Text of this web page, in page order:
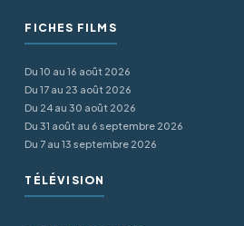
FICHES FILMS
Du 10 au 16 août 2026
Du 17 au 23 août 2026
Du 24 au 30 août 2026
Du 31 août au 6 septembre 2026
Du 7 au 13 septembre 2026
TÉLÉVISION